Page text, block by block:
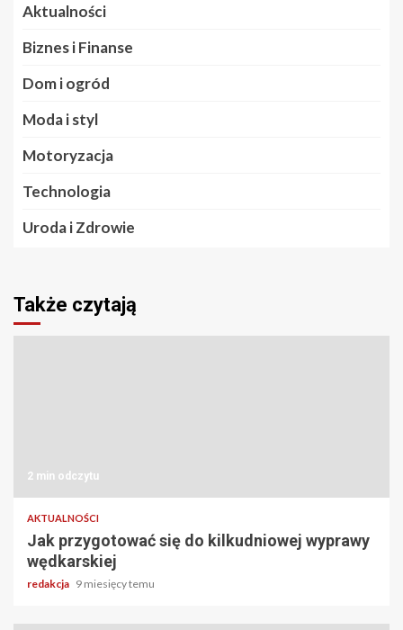
Aktualności
Biznes i Finanse
Dom i ogród
Moda i styl
Motoryzacja
Technologia
Uroda i Zdrowie
Także czytają
2 min odczytu
AKTUALNOŚCI
Jak przygotować się do kilkudniowej wyprawy
wędkarskiej
redakcja 9 miesięcy temu